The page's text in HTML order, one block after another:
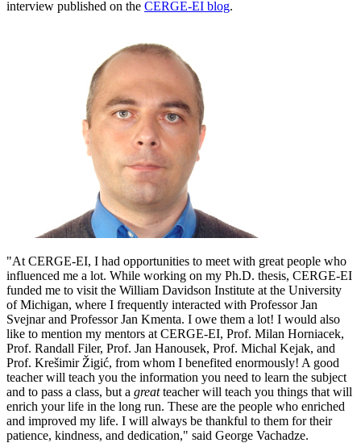
interview published on the CERGE-EI blog.
"At CERGE-EI, I had opportunities to meet with great people who
influenced me a lot. While working on my Ph.D. thesis, CERGE-EI
funded me to visit the William Davidson Institute at the University
of Michigan, where I frequently interacted with Professor Jan
Svejnar and Professor Jan Kmenta. I owe them a lot! I would also
like to mention my mentors at CERGE-EI, Prof. Milan Horniacek,
Prof. Randall Filer, Prof. Jan Hanousek, Prof. Michal Kejak, and
Prof. Krešimir Žigić, from whom I benefited enormously! A good
teacher will teach you the information you need to learn the subject
and to pass a class, but a greatteacher will teach you things that will
enrich your life in the long run. These are the people who enriched
and improved my life. I will always be thankful to them for their
patience, kindness, and dedication," said George Vachadze.